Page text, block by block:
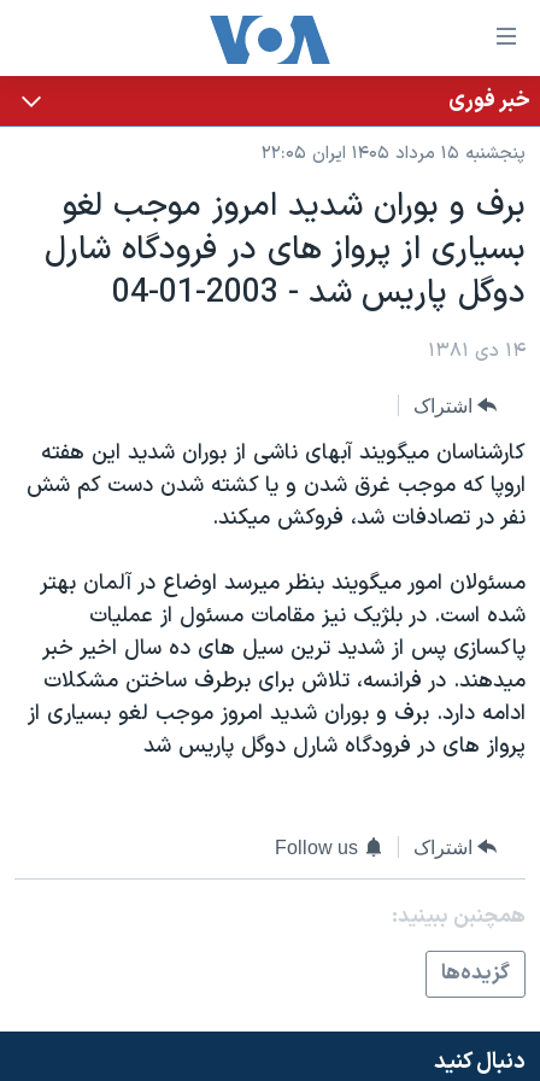
لینکهای
قابل
دسترسی
جهش
محتوای
اصلی
جهش
به
صفحه
جهش
به
جستجو
خانه
نسخه سبک وب‌سایت
موضوع ها
ایران
آمریکا
جهان
ویژه برنامه‌ها
ویدیوها
حقوق شهروندی
اقتصادی
علم و فناوری
اسرائیل در جنگ
برنامه های تلویزیونی
جدول برنامه ها
صفحه‌های ویژه
۲۵۰سالگی آمریکا
بایگانی برنامه‌های تلویزیونی
انتخابات ریاست جمهوری آمریکا ۲۰۲۴
حمله جمهوری اسلامی به اسرائیل
رمز مهسا
ورزش زنان در ایران
دادگاه حمید نوری
چهل سال گروگان‌گیری
قانون شفافیت دارائی کادر رهبری ایران
فرکانس‌های صدای آمریکا
پخش رادیویی
یادگیری زبان انگلیسی
زبانهای مختلف
خبر فوری
پنجشنبه ۱۵ مرداد ۱۴۰۵ ایران ۲۲:۰۵
برف و بوران شديد امروز موجب لغو
بسياری از پرواز های در فرودگاه شارل
دوگل پاريس شد - 2003-01-04
۱۴ دی ۱۳۸۱
اشتراک
کارشناسان ميگويند آبهای ناشی از بوران شديد اين هفته
اروپا که موجب غرق شدن و يا کشته شدن دست کم شش
نفر در تصادفات شد، فروکش ميکند.
مسئولان امور ميگويند بنظر ميرسد اوضاع در آلمان بهتر
شده است. در بلژيک نيز مقامات مسئول از عمليات
پاکسازی پس از شديد ترين سيل های ده سال اخير خبر
ميدهند. در فرانسه، تلاش برای برطرف ساختن مشکلات
ادامه دارد. برف و بوران شديد امروز موجب لغو بسياری از
پرواز های در فرودگاه شارل دوگل پاريس شد
اشتراک Follow us
همچنبن ببینید:
گزيده‌ها
دنبال کنید